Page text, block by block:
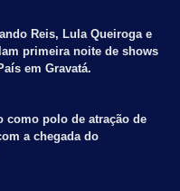
Reis, Lula Queiroga e
primeira noite de shows
em Gravatá.
como polo de atração de
a chegada do